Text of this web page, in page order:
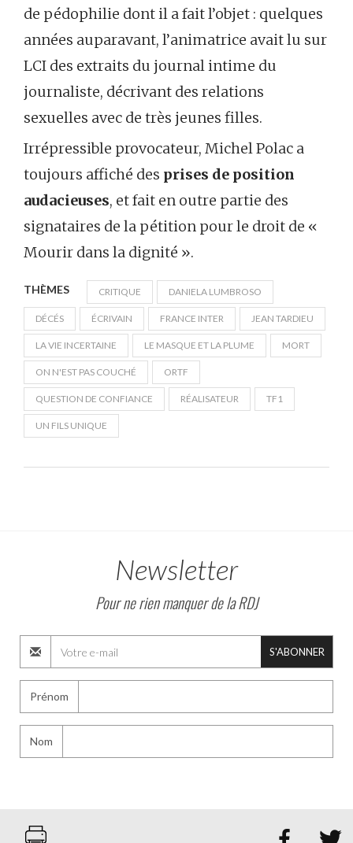
de pédophilie dont il a fait l’objet : quelques
années auparavant, l’animatrice avait lu sur
LCI des extraits du journal intime du
journaliste, décrivant des relations
sexuelles avec de très jeunes filles.
Irrépressible provocateur, Michel Polac a
toujours affiché des prises de position
audacieuses, et fait en outre partie des
signataires de la pétition pour le droit de «
Mourir dans la dignité ».
THÈMES CRITIQUE DANIELA LUMBROSO
DÉCÉS ÉCRIVAIN FRANCE INTER JEAN TARDIEU
LA VIE INCERTAINE LE MASQUE ET LA PLUME MORT
ON N'EST PAS COUCHÉ ORTF
QUESTION DE CONFIANCE RÉALISATEUR TF1
UN FILS UNIQUE
Newsletter
Pour ne rien manquer de la RDJ
S'ABONNER
Prénom
Nom